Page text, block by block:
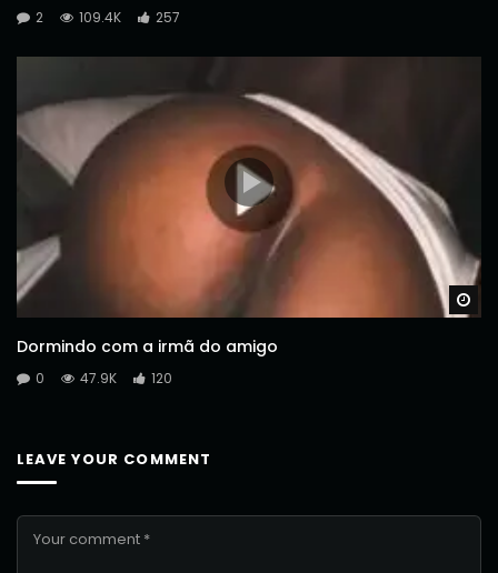
2 109.4K 257
Dormindo com a irmã do amigo
0 47.9K 120
LEAVE YOUR COMMENT